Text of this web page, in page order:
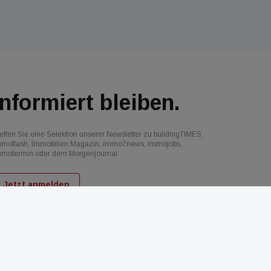
bleiben.
Sie eine Selektion unserer Newsletter zu buildingTIMES,
Immobilien Magazin, immo7news, immojobs,
oder dem Morgenjournal
Jetzt anmelden